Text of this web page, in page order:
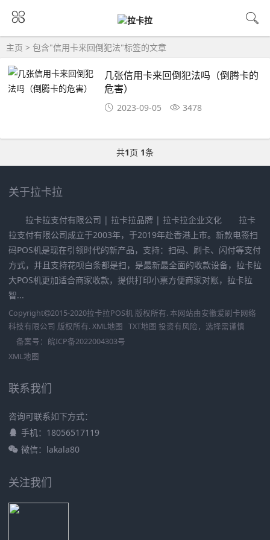
主页 > 包含"信用卡来回倒犯法"标签的文章
几张信用卡来回倒犯法吗（倒腾卡的
危害）
2023-09-05 3478
共1页 1条
关于拉卡拉
拉卡拉支付有限公司 | 拉卡拉品牌 | 拉卡拉企业文化 拉卡
拉支付有限公司成立于2003年，于2019年赴香港上市。新款电签扫
码POS机是现在引领时代的新产品，支持：扫码、刷卡、闪付等支付
方式，并且支持花呗白条都是扫，是最新最全面的收款设备，拉卡拉
大POS机更加适合商家收款，提供打印小票方便商家对账，拉卡拉
智...
Copyright 2015-2020拉卡拉POS机 版权所有. 本网站由安徽爱刷卡网络
科技有限公司 版权所有. XML地图 TXT地图 投资有风险，选择需谨慎
备案号： 皖ICP备2022004303号
XML地图
联系我们
咨询可联系如下方式：
手机：18056517119
微信：lakala80
关注我们